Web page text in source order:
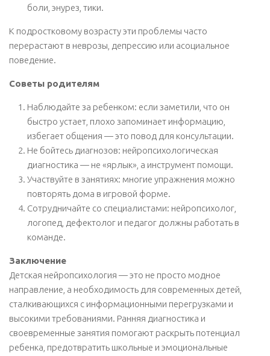
боли, энурез, тики.
К подростковому возрасту эти проблемы часто
перерастают в неврозы, депрессию или асоциальное
поведение.
Советы родителям
Наблюдайте за ребенком: если заметили, что он
быстро устает, плохо запоминает информацию,
избегает общения — это повод для консультации.
Не бойтесь диагнозов: нейропсихологическая
диагностика — не «ярлык», а инструмент помощи.
Участвуйте в занятиях: многие упражнения можно
повторять дома в игровой форме.
Сотрудничайте со специалистами: нейропсихолог,
логопед, дефектолог и педагог должны работать в
команде.
Заключение
Детская нейропсихология — это не просто модное
направление, а необходимость для современных детей,
сталкивающихся с информационными перегрузками и
высокими требованиями. Ранняя диагностика и
своевременные занятия помогают раскрыть потенциал
ребенка, предотвратить школьные и эмоциональные